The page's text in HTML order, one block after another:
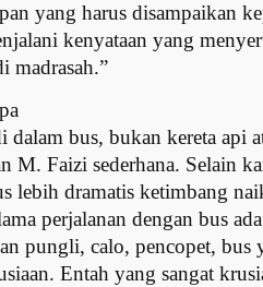
yang harus disampaikan
kenyataan yang
madrasah.”
dalam bus, bukan kereta api
M. Faizi sederhana. Selain
lebih dramatis ketimbang
perjalanan dengan bus
pungli, calo, pencopet, bus
Entah yang sangat